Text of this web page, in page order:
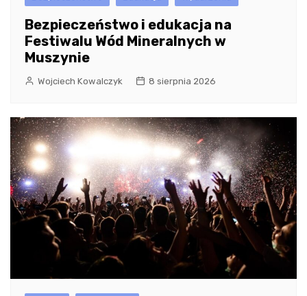
Bezpieczeństwo i edukacja na
Festiwalu Wód Mineralnych w
Muszynie
Wojciech Kowalczyk 8 sierpnia 2026